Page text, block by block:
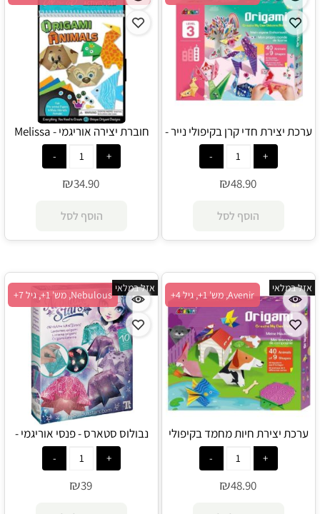
ערכת יצירת חדי קרן בקיפולי נייר -
Avenir
₪48.90
הוסף לסל
חוברת יצירה אוריגמי - Melissa
and Doug
₪34.90
הוסף לסל
Avenir, מש' 1+, גיל 4+
אזל במלאי
ערכת יצירת חיות מחמד בקיפולי
נייר - Avenir
₪48.90
Nebulous, מש' 1+, גיל 7+
אזל במלאי
נבולוס סטארס - פנסי אוריגמי -
Nebulous Star
₪39